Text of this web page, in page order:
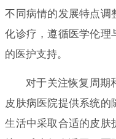
不同病情的发展特点调
化诊疗，遵循医学伦理
的医护支持。
对于关注恢复周期
皮肤病医院提供系统的
生活中采取合适的皮肤